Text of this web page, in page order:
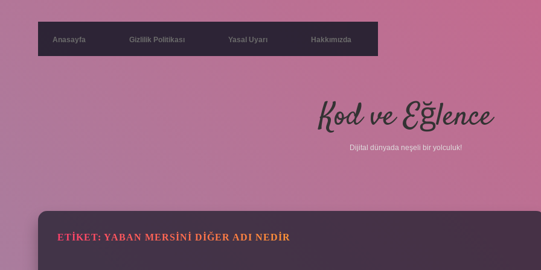
Anasayfa Gizlilik Politikası Yasal Uyarı Hakkımızda
Kod ve Eğlence
Dijital dünyada neşeli bir yolculuk!
ETIKET: YABAN MERSINI DIĞER ADI NEDIR